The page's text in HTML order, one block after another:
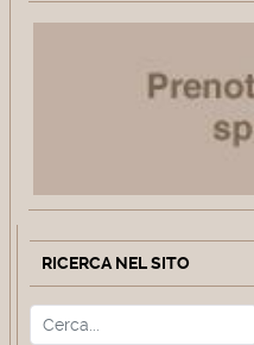
RICERCA NEL SITO
Cerca